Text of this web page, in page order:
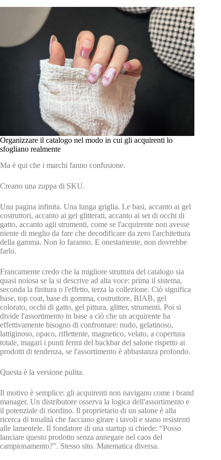
Organizzare il catalogo nel modo in cui gli acquirenti lo
sfogliano realmente
Ma è qui che i marchi fanno confusione.
Creano una zuppa di SKU.
Una pagina infinita. Una lunga griglia. Le basi, accanto ai gel
costruttori, accanto ai gel glitterati, accanto ai set di occhi di
gatto, accanto agli strumenti, come se l'acquirente non avesse
niente di meglio da fare che decodificare da zero l'architettura
della gamma. Non lo faranno. E onestamente, non dovrebbe
farlo.
Francamente credo che la migliore struttura del catalogo sia
quasi noiosa se la si descrive ad alta voce: prima il sistema,
seconda la finitura o l'effetto, terza la collezione. Ciò significa
base, top coat, base di gomma, costruttore, BIAB, gel
colorato, occhi di gatto, gel pittura, glitter, strumenti. Poi si
divide l'assortimento in base a ciò che un acquirente ha
effettivamente bisogno di confrontare: nudo, gelatinoso,
lattiginoso, opaco, riflettente, magnetico, velato, a copertura
totale, magari i punti fermi del backbar del salone rispetto ai
prodotti di tendenza, se l'assortimento è abbastanza profondo.
Questa è la versione pulita.
Il motivo è semplice: gli acquirenti non navigano come i brand
manager. Un distributore osserva la logica dell'assortimento e
il potenziale di riordino. Il proprietario di un salone è alla
ricerca di tonalità che facciano girare i tavoli e siano resistenti
alle lamentele. Il fondatore di una startup si chiede: “Posso
lanciare questo prodotto senza annegare nel caos del
campionamento?”. Stesso sito. Matematica diversa.